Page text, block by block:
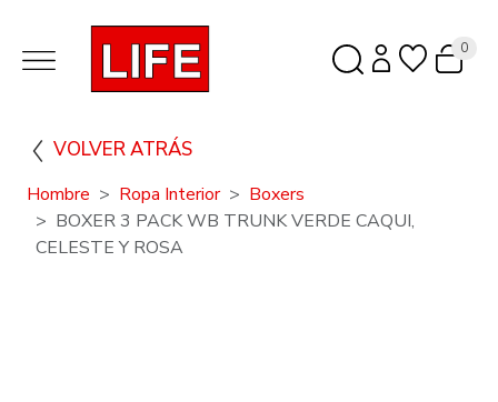
0
VOLVER ATRÁS
Hombre Ropa Interior
Boxers
BOXER 3 PACK WB TRUNK VERDE CAQUI,
CELESTE Y ROSA